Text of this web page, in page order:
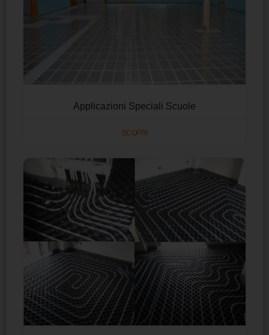
Applicazioni Speciali Scuole
SCOPRI